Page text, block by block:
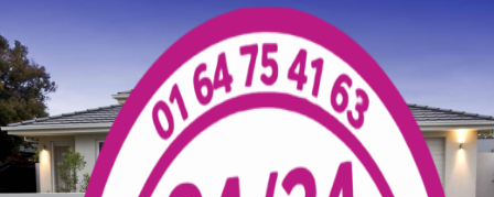
Panneau de gestion des cookies